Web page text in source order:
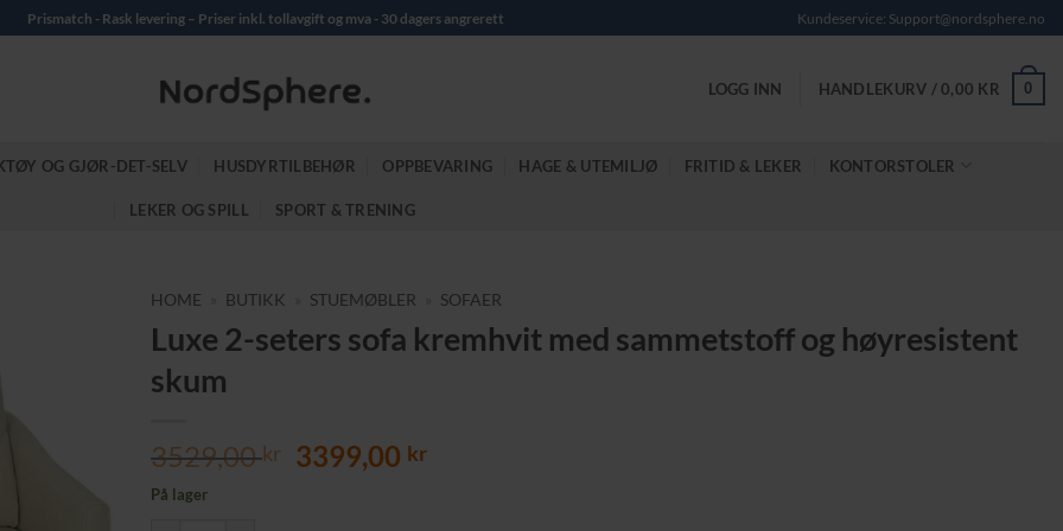
Prismatch - Rask levering – Priser inkl. tollavgift og mva - 30 dagers angrerett Kundeservice: Support@nordsphere.no
LOGG INN HANDLEKURV /0,00 KR 0
OG GJØR-DET-SELV HUSDYRTILBEHØR OPPBEVARING HAGE & UTEMILJØ FRITID & LEKER KONTORSTOLER
LEKER OG SPILL SPORT & TRENING
HOME BUTIKK STUEMØBLER SOFAER
Luxe 2-seters sofa kremhvit med sammetstoff og høyresistent
skum
3529,00kr Opprinnelig
3399,00 krNåværende
På lager